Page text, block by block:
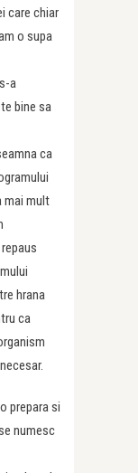
care chiar
o supa
a
bine sa
ca
mai mult
hrana
ca
prepara si
numesc